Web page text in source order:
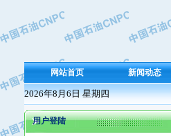
网站首页 新闻动态
2026年8月6日 星期四
用户登陆
·保定北奥石油物探特种车辆制造有限
·盘锦辽河油田天意石油装备有限公司
·沧州市电气控制设备厂
·中船重工中南装备有限责任公司
·南石力天传动件有限公司
·浙江瑞普环境技术有限公司
·华北石油新大禹环保设备有限公司